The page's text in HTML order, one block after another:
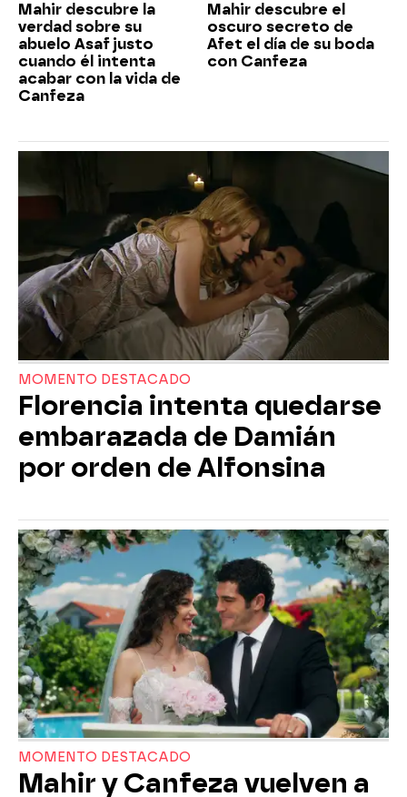
Mahir descubre la
verdad sobre su
abuelo Asaf justo
cuando él intenta
acabar con la vida de
Canfeza
Mahir descubre el
oscuro secreto de
Afet el día de su boda
con Canfeza
MOMENTO DESTACADO
Florencia intenta quedarse
embarazada de Damián
por orden de Alfonsina
MOMENTO DESTACADO
Mahir y Canfeza vuelven a